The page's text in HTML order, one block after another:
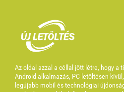
Az oldal azzal a céllal jött létre, hogy a
Android alkalmazás, PC letöltésen
legújabb mobil és technológiai